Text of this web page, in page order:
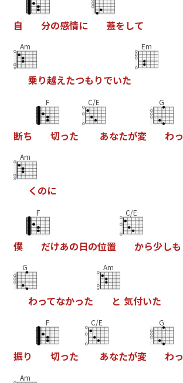
自 分の感情に 蓋をして
Am
乗り越えたつもりでいた
Em
断ち
F
切った
C/E
あなたが変
G
わっ
Am
く のに
僕
F
だけあの日の位置
C/E
から少しも
G
わってなかった
Am
と 気付いた
振り
F
切った
C/E
あなたが変
G
わっ
Am